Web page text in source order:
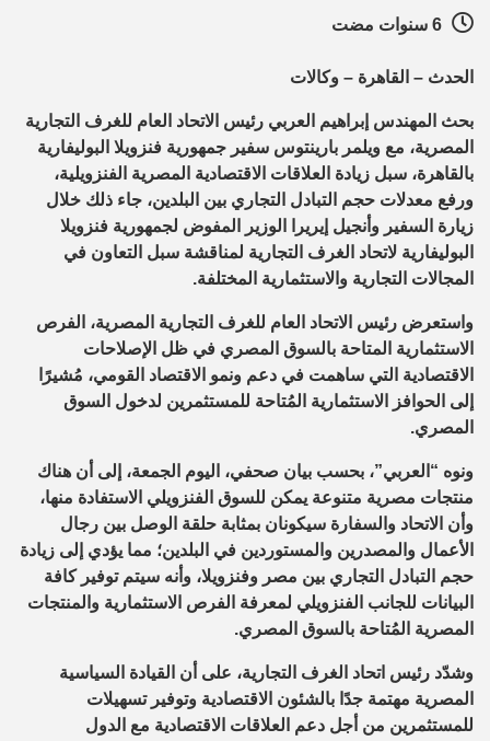
الحدث – القاهرة – وكالات
بحث المهندس إبراهيم العربي رئيس الاتحاد العام للغرف التجارية
المصرية، مع ويلمر بارينتوس سفير جمهورية فنزويلا البوليفارية
بالقاهرة، سبل زيادة العلاقات الاقتصادية المصرية الفنزويلية،
ورفع معدلات حجم التبادل التجاري بين البلدين، جاء ذلك خلال
زيارة السفير وأنجيل إيريرا الوزير المفوض لجمهورية فنزويلا
البوليفارية لاتحاد الغرف التجارية لمناقشة سبل التعاون في
المجالات التجارية والاستثمارية المختلفة.
واستعرض رئيس الاتحاد العام للغرف التجارية المصرية، الفرص
الاستثمارية المتاحة بالسوق المصري في ظل الإصلاحات
الاقتصادية التي ساهمت في دعم ونمو الاقتصاد القومي، مُشيرًا
إلى الحوافز الاستثمارية المُتاحة للمستثمرين لدخول السوق
المصري.
ونوه “العربي”، بحسب بيان صحفي، اليوم الجمعة، إلى أن هناك
منتجات مصرية متنوعة يمكن للسوق الفنزويلي الاستفادة منها،
وأن الاتحاد والسفارة سيكونان بمثابة حلقة الوصل بين رجال
الأعمال والمصدرين والمستوردين في البلدين؛ مما يؤدي إلى زيادة
حجم التبادل التجاري بين مصر وفنزويلا، وأنه سيتم توفير كافة
البيانات للجانب الفنزويلي لمعرفة الفرص الاستثمارية والمنتجات
المصرية المُتاحة بالسوق المصري.
وشدّد رئيس اتحاد الغرف التجارية، على أن القيادة السياسية
المصرية مهتمة جدًا بالشئون الاقتصادية وتوفير تسهيلات
للمستثمرين من أجل دعم العلاقات الاقتصادية مع الدول